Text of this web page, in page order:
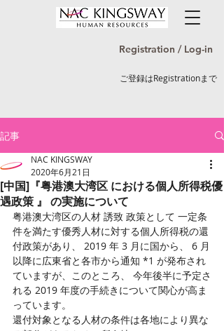
Registration / Log-in
ご登録はRegistrationまで
記事
[中国]『粤港澳大湾区 における個人所得税優
遇政策 』 の実施について
NAC KINGSWAY
2020年6月21日
粤港澳大湾区の人材 誘致 政策として 一定条
件を満たす優秀人材に対する個人所得税の還
付政策があり、 2019 年 3 月に国から、 6 月
以降に広東省と各市から通知 *1 が発布され
ていますが、このところ、 今年後半に予定さ
れる 2019 年度の手続きについて関心が高ま
っています。
還付対象となる人材の条件は各地により異な